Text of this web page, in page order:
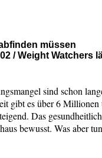
müssen
/ Weight Watchers
sind schon
gibt es über 6 Millionen
Das
bewusst. Was aber